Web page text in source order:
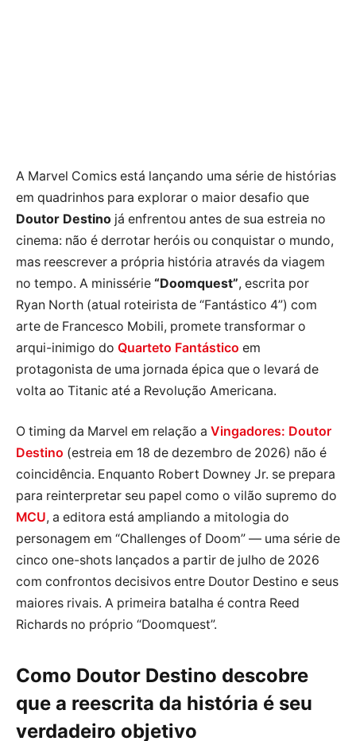
A Marvel Comics está lançando uma série de histórias
em quadrinhos para explorar o maior desafio que
Doutor Destino já enfrentou antes de sua estreia no
cinema: não é derrotar heróis ou conquistar o mundo,
mas reescrever a própria história através da viagem
no tempo. A minissérie “Doomquest”, escrita por
Ryan North (atual roteirista de “Fantástico 4”) com
arte de Francesco Mobili, promete transformar o
arqui-inimigo do Quarteto Fantástico em
protagonista de uma jornada épica que o levará de
volta ao Titanic até a Revolução Americana.
O timing da Marvel em relação a Vingadores: Doutor
Destino (estreia em 18 de dezembro de 2026) não é
coincidência. Enquanto Robert Downey Jr. se prepara
para reinterpretar seu papel como o vilão supremo do
MCU, a editora está ampliando a mitologia do
personagem em “Challenges of Doom” — uma série de
cinco one-shots lançados a partir de julho de 2026
com confrontos decisivos entre Doutor Destino e seus
maiores rivais. A primeira batalha é contra Reed
Richards no próprio “Doomquest”.
Como Doutor Destino descobre
que a reescrita da história é seu
verdadeiro objetivo